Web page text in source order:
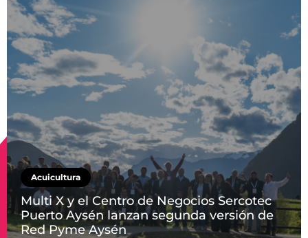
Acuicultura
Multi X y el Centro de Negocios Sercotec
Puerto Aysén lanzan segunda versión de
Red Pyme Aysén